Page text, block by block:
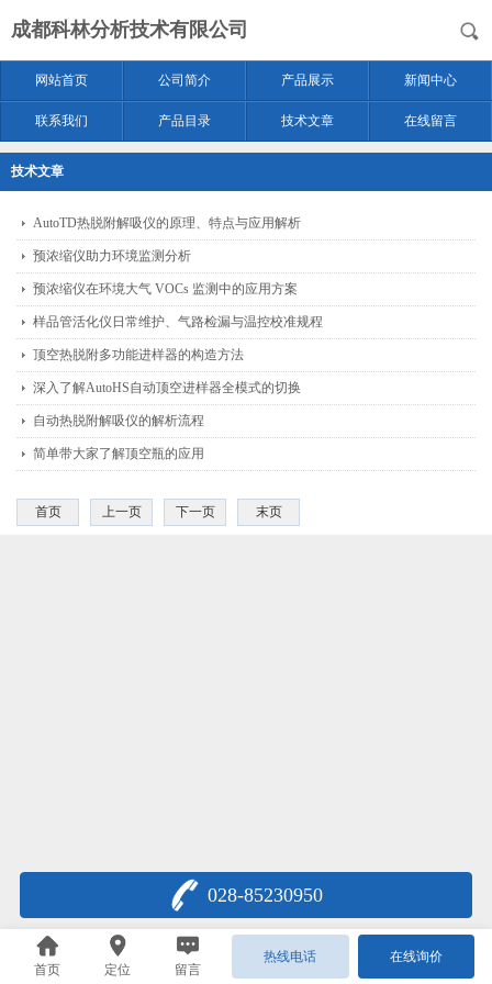
成都科林分析技术有限公司
网站首页 公司简介 产品展示 新闻中心
联系我们 产品目录 技术文章 在线留言
技术文章
AutoTD热脱附解吸仪的原理、特点与应用解析
预浓缩仪助力环境监测分析
预浓缩仪在环境大气 VOCs 监测中的应用方案
样品管活化仪日常维护、气路检漏与温控校准规程
顶空热脱附多功能进样器的构造方法
深入了解AutoHS自动顶空进样器全模式的切换
自动热脱附解吸仪的解析流程
简单带大家了解顶空瓶的应用
首页 上一页 下一页 末页
028-85230950
首页 定位 留言
热线电话 在线询价